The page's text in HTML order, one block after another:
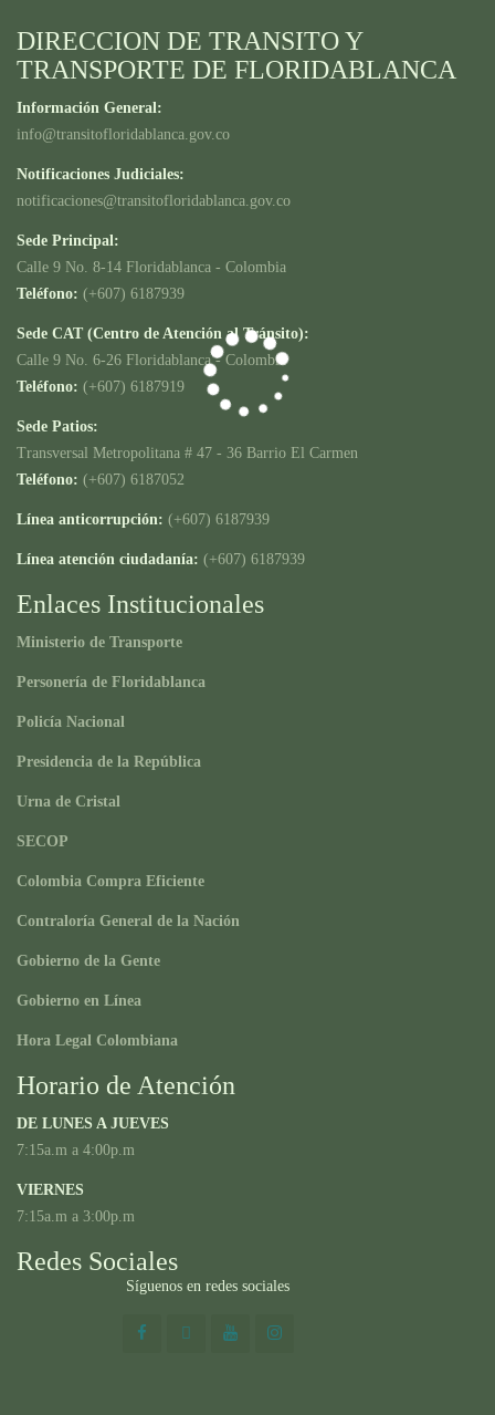
DIRECCION DE TRANSITO Y
TRANSPORTE DE FLORIDABLANCA
Información General:
info@transitofloridablanca.gov.co
Notificaciones Judiciales:
notificaciones@transitofloridablanca.gov.co
Sede Principal:
Calle 9 No. 8-14 Floridablanca - Colombia
Teléfono: (+607) 6187939
Sede CAT (Centro de Atención al Tránsito):
Calle 9 No. 6-26 Floridablanca - Colombia
Teléfono: (+607) 6187919
Sede Patios:
Transversal Metropolitana # 47 - 36 Barrio El Carmen
Teléfono: (+607) 6187052
Línea anticorrupción: (+607) 6187939
Línea atención ciudadanía: (+607) 6187939
Enlaces Institucionales
Ministerio de Transporte
Personería de Floridablanca
Policía Nacional
Presidencia de la República
Urna de Cristal
SECOP
Colombia Compra Eficiente
Contraloría General de la Nación
Gobierno de la Gente
Gobierno en Línea
Hora Legal Colombiana
Horario de Atención
DE LUNES A JUEVES
7:15a.m a 4:00p.m
VIERNES
7:15a.m a 3:00p.m
Redes Sociales
Síguenos en redes sociales